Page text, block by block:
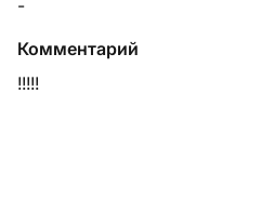
-
Комментарий
!!!!!